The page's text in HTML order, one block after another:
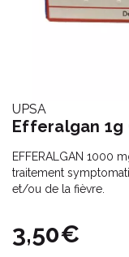
UPSA
Efferalgan 1g
EFFERALGAN 1000
traitement
et/ou de la fièvre.
3,50€